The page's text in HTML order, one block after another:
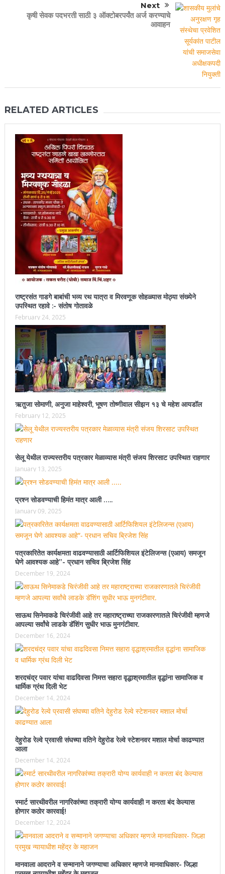
Next
कृषी सेवक पदभरती साठी ३ ऑक्टोबरपर्यंत अर्ज करण्याचे
आवाहन
RELATED ARTICLES
राष्ट्रसंत गाडगे बाबांची भव्य रथ यात्रा व मिरवणूक सोहळ्यास मोठ्या संख्येने
उपस्थित रहावे :- संतोष गोतावळे
February 24, 2025
ऋतुजा सोमाणी, अनुजा माहेश्वरी, भूषण तोष्णीवाल सीझन १३ चे महेश आयडॉल
February 12, 2025
सेलू येथील राज्यस्तरीय पत्रकार मेळाव्यास मंत्री संजय शिरसाट उपस्थित राहणार
January 13, 2025
प्रश्न सोडवण्याची हिमंत मात्र आली …..
January 09, 2025
पत्रकारितेत कार्यक्षमता वाढवण्यासाठी आर्टिफिशियल इंटेलिजन्स (एआय) समजून
घेणे आवश्यक आहे”- प्रधान सचिव ब्रिजेश सिंह
December 19, 2024
साऊथ सिनेमाकडे चिरंजीवी आहे तर महाराष्ट्राच्या राजकारणातले चिरंजीवी म्हणजे
आपल्या सर्वांचे लाडके डॅशिंग सुधीर भाऊ मुनगंटीवार.
December 16, 2024
शरदचंद्र पवार यांचा वाढदिवसा निमत्त सहारा वृद्धाश्रमातील वृद्धांना सामाजिक व
धार्मिक ग्रंथ दिली भेट
December 14, 2024
देहुरोड रेल्वे प्रवासी संघच्या वतिने देहुरोड रेल्वे स्टेशनवर मशाल मोर्चा काढण्यात
आला
December 14, 2024
स्मार्ट सारथीवरील नागरिकांच्या तक्रारी योग्य कार्यवाही न करता बंद केल्यास
होणार कठोर कारवाई!
December 12, 2024
मानवाला आदराने व सन्मानाने जगण्याचा अधिकार म्हणजे मानवाधिकार- जिल्हा